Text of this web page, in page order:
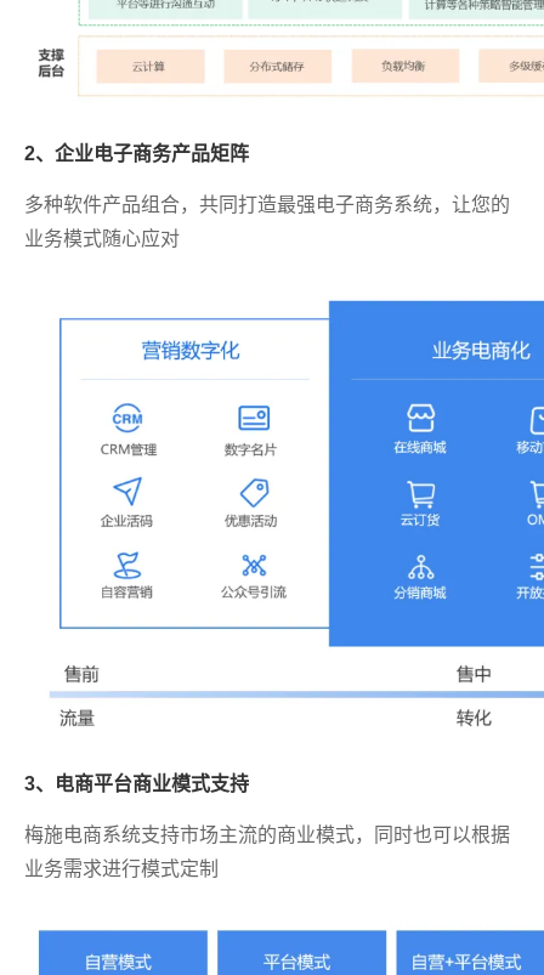
2、企业电子商务产品矩阵
多种软件产品组合，共同打造最强电子商务系统，让您的
业务模式随心应对
3、电商平台商业模式支持
梅施电商系统支持市场主流的商业模式，同时也可以根据
业务需求进行模式定制